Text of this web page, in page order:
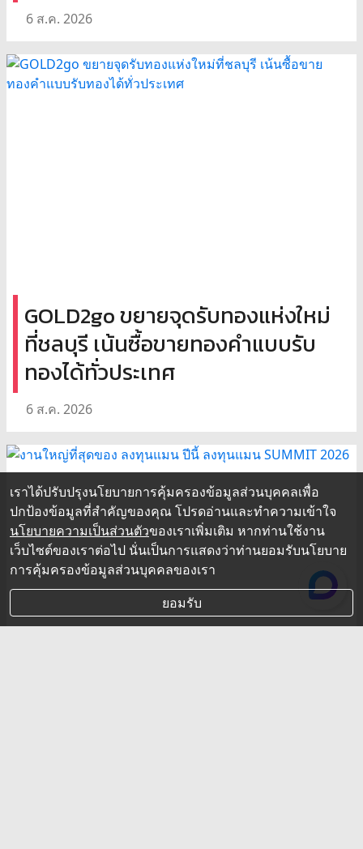
6 ส.ค. 2026
GOLD2go ขยายจุดรับทองแห่งใหม่
ที่ชลบุรี เน้นซื้อขายทองคำแบบรับ
ทองได้ทั่วประเทศ
6 ส.ค. 2026
เราได้ปรับปรุงนโยบายการคุ้มครองข้อมูลส่วนบุคคลเพื่อ
ปกป้องข้อมูลที่สำคัญของคุณ โปรดอ่านและทำความเข้าใจ
นโยบายความเป็นส่วนตัวของเราเพิ่มเติม หากท่านใช้งาน
เว็บไซต์ของเราต่อไป นั่นเป็นการแสดงว่าท่านยอมรับนโยบาย
การคุ้มครองข้อมูลส่วนบุคคลของเรา
ยอมรับ